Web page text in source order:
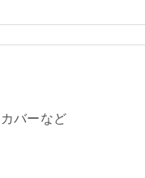
バーなど